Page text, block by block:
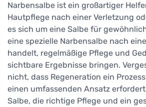
Narbensalbe ist ein großartiger
Hautpflege nach einer Verletzung
es sich um eine Salbe für
eine spezielle Narbensalbe nach
handelt, regelmäßige Pflege und
sichtbare Ergebnisse bringen.
nicht, dass Regeneration ein
einen umfassenden Ansatz
Salbe, die richtige Pflege und ein